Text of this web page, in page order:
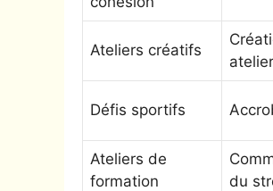
Ateliers créatifs
Défis sportifs
Ateliers de
formation
du